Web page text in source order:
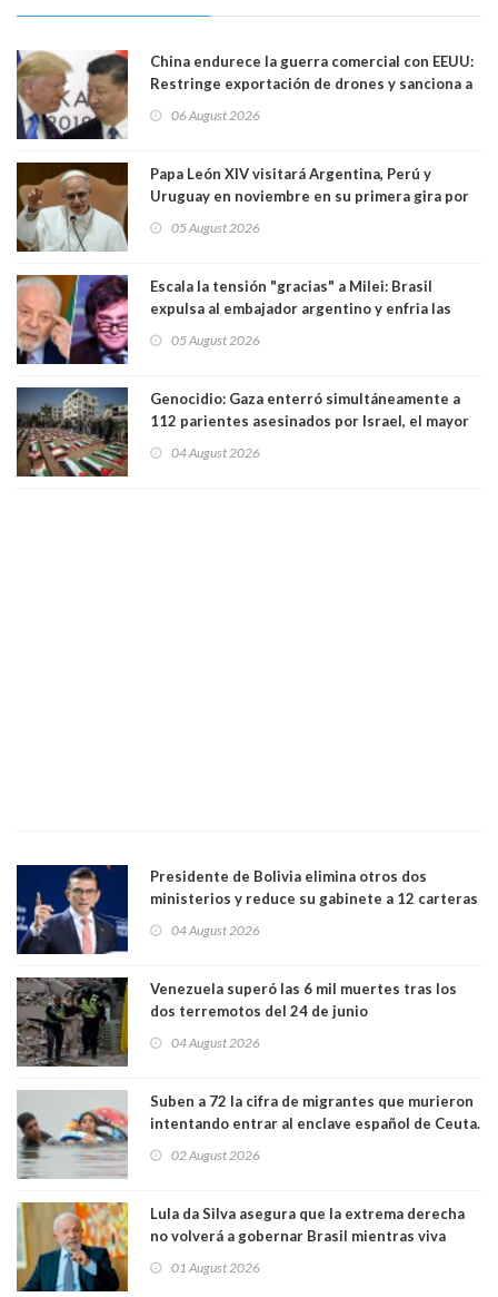
China endurece la guerra comercial con EEUU:
Restringe exportación de drones y sanciona a
06 August 2026
Papa León XIV visitará Argentina, Perú y
Uruguay en noviembre en su primera gira por
05 August 2026
Escala la tensión "gracias" a Milei: Brasil
expulsa al embajador argentino y enfria las
trasandino
05 August 2026
Genocidio: Gaza enterró simultáneamente a
112 parientes asesinados por Israel, el mayor
muertos figuran 44 niños y nueve ancianos
04 August 2026
Presidente de Bolivia elimina otros dos
ministerios y reduce su gabinete a 12 carteras
04 August 2026
Venezuela superó las 6 mil muertes tras los
dos terremotos del 24 de junio
04 August 2026
Suben a 72 la cifra de migrantes que murieron
intentando entrar al enclave español de Ceuta.
02 August 2026
Lula da Silva asegura que la extrema derecha
no volverá a gobernar Brasil mientras viva
01 August 2026